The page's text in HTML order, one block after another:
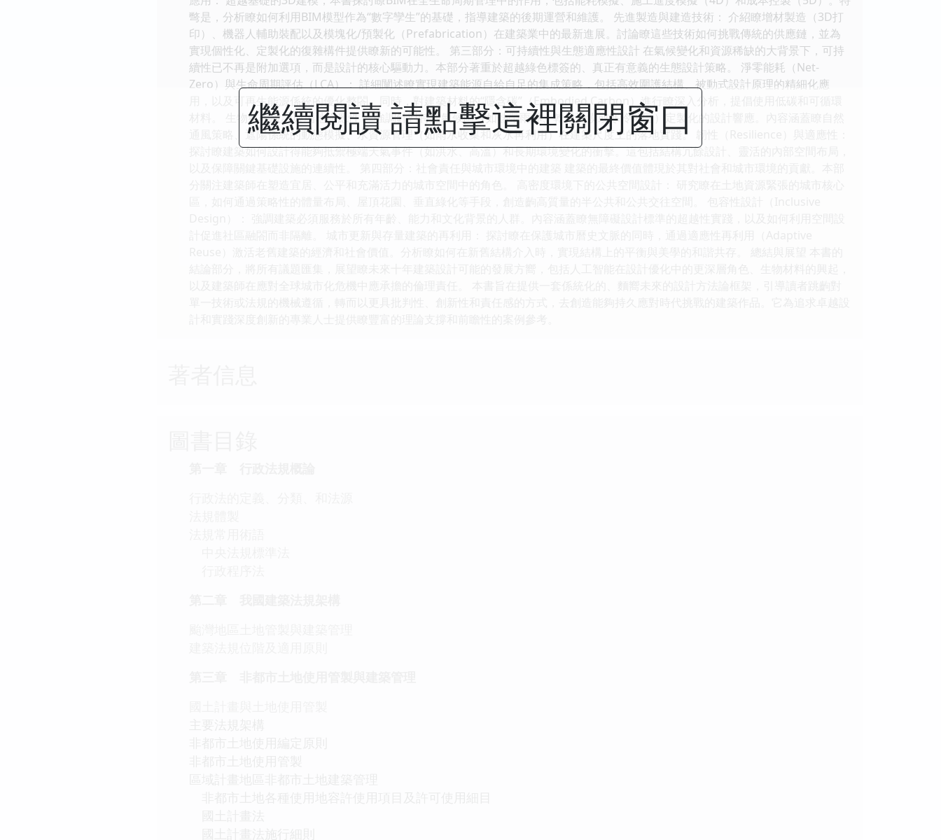
彆是，分析瞭如何利用BIM模型作為“數字孿生”的基礎，指導建築的後期運營和維護。 先進製造與建造技術： 介紹瞭增材製造（3D打
印）、機器人輔助裝配以及模塊化/預製化（Prefabrication）在建築業中的最新進展。討論瞭這些技術如何挑戰傳統的供應鏈，並為
實現個性化、定製化的復雜構件提供瞭新的可能性。 第三部分：可持續性與生態適應性設計 在氣候變化和資源稀缺的大背景下，可持
續性已不再是附加選項，而是設計的核心驅動力。本部分著重於超越綠色標簽的、真正有意義的生態設計策略。 淨零能耗（Net-
Zero）與生命周期評估（LCA）： 詳細闡述瞭實現建築能源自給自足的集成策略，包括高效圍護結構、被動式設計原理的精細化應
用，以及可再生能源係統的優化整閤。同時，對建築材料的“隱含碳”（Embodied Carbon）進行瞭深入分析，提倡使用低碳和可循環
材料。 生物氣候設計與場地適應性： 強調針對特定氣候區（如熱帶雨林、乾旱沙漠或寒冷地區）定製化的設計響應。內容涵蓋瞭自然
通風策略、遮陽係統的動態模擬、水資源管理（如雨水收集和灰水再利用）在建築尺度上的落地實踐。 韌性（Resilience）與適應性：
探討瞭建築如何設計得能夠抵禦極端天氣事件（如洪水、高溫）和長期環境變化的衝擊。這包括結構冗餘設計、靈活的內部空間布局，
繼續閱讀 請點擊這裡關閉窗口